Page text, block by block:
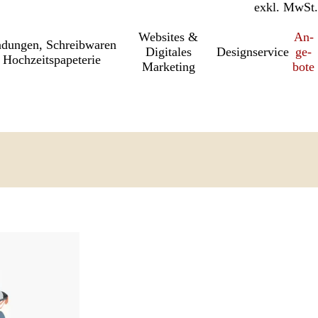
inkl. MwSt.
exkl. MwSt.
Schreib­wa­ren
Websites &
Digitales
Marketing
Designservice
An­­
ge­­
bo­­te